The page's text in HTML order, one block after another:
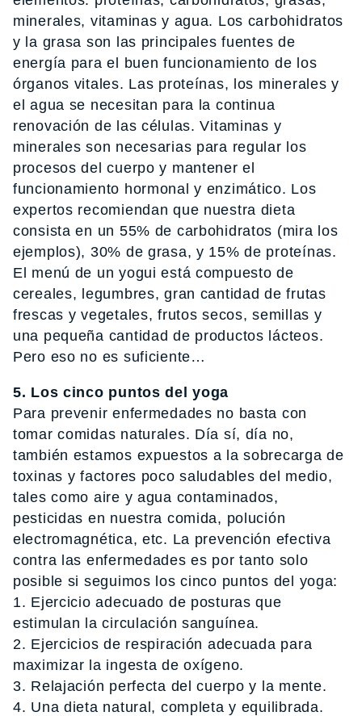
minerales, vitaminas y agua. Los carbohidratos
y la grasa son las principales fuentes de
energía para el buen funcionamiento de los
órganos vitales. Las proteínas, los minerales y
el agua se necesitan para la continua
renovación de las células. Vitaminas y
minerales son necesarias para regular los
procesos del cuerpo y mantener el
funcionamiento hormonal y enzimático. Los
expertos recomiendan que nuestra dieta
consista en un 55% de carbohidratos (mira los
ejemplos), 30% de grasa, y 15% de proteínas.
El menú de un yogui está compuesto de
cereales, legumbres, gran cantidad de frutas
frescas y vegetales, frutos secos, semillas y
una pequeña cantidad de productos lácteos.
Pero eso no es suficiente…
5. Los cinco puntos del yoga
Para prevenir enfermedades no basta con
tomar comidas naturales. Día sí, día no,
también estamos expuestos a la sobrecarga de
toxinas y factores poco saludables del medio,
tales como aire y agua contaminados,
pesticidas en nuestra comida, polución
electromagnética, etc. La prevención efectiva
contra las enfermedades es por tanto solo
posible si seguimos los cinco puntos del yoga:
1. Ejercicio adecuado de posturas que
estimulan la circulación sanguínea.
2. Ejercicios de respiración adecuada para
maximizar la ingesta de oxígeno.
3. Relajación perfecta del cuerpo y la mente.
4. Una dieta natural, completa y equilibrada.